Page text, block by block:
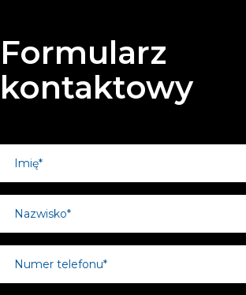
Formularz
kontaktowy